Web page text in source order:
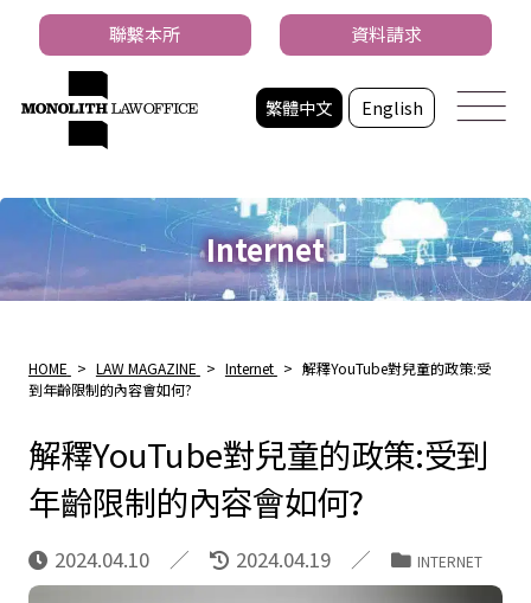
繁體中文 English
聯繫本所 資料請求
Internet
HOME > LAW MAGAZINE > Internet > 解釋YouTube對兒童的政策:受
到年齡限制的內容會如何?
解釋YouTube對兒童的政策:受到
年齡限制的內容會如何?
2024.04.10 2024.04.19 INTERNET